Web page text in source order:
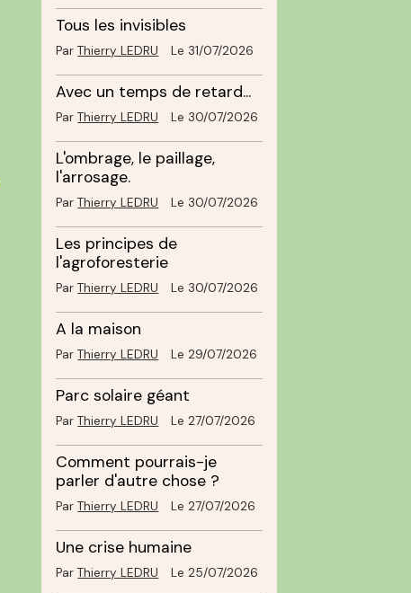
Tous les invisibles
ParThierry LEDRU Le 31/07/2026
Avec un temps de retard...
ParThierry LEDRU Le 30/07/2026
L'ombrage, le paillage,
l'arrosage.
ParThierry LEDRU Le 30/07/2026
Les principes de
l'agroforesterie
ParThierry LEDRU Le 30/07/2026
A la maison
ParThierry LEDRU Le 29/07/2026
Parc solaire géant
ParThierry LEDRU Le 27/07/2026
Comment pourrais-je
parler d'autre chose ?
ParThierry LEDRU Le 27/07/2026
Une crise humaine
ParThierry LEDRU Le 25/07/2026